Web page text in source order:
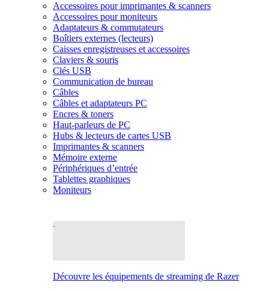
Accessoires pour imprimantes & scanners
Accessoires pour moniteurs
Adaptateurs & commutateurs
Boîtiers externes (lecteurs)
Caisses enregistreuses et accessoires
Claviers & souris
Clés USB
Communication de bureau
Câbles
Câbles et adaptateurs PC
Encres & toners
Haut-parleurs de PC
Hubs & lecteurs de cartes USB
Imprimantes & scanners
Mémoire externe
Périphériques d’entrée
Tablettes graphiques
Moniteurs
Découvre les équipements de streaming de Razer